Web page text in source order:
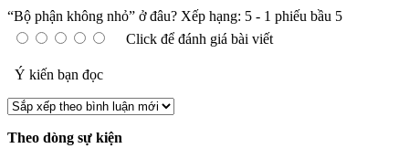
“Bộ phận không nhỏ” ở đâu? Xếp hạng: 5 - 1 phiếu bầu 5
Click để đánh giá bài viết
Ý kiến bạn đọc
Theo dòng sự kiện